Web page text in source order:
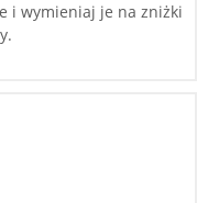
i wymieniaj je na zniżki